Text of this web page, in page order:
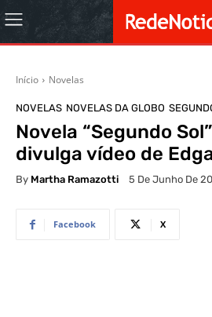
Início Novelas
NOVELAS NOVELAS DA GLOBO
Novela “Segundo
divulga vídeo de
By Martha Ramazotti 5 De Junho De
Facebook X